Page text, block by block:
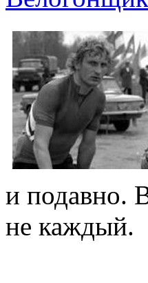
и подавно.
не каждый.